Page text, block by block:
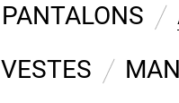
PANTALONS
VESTES